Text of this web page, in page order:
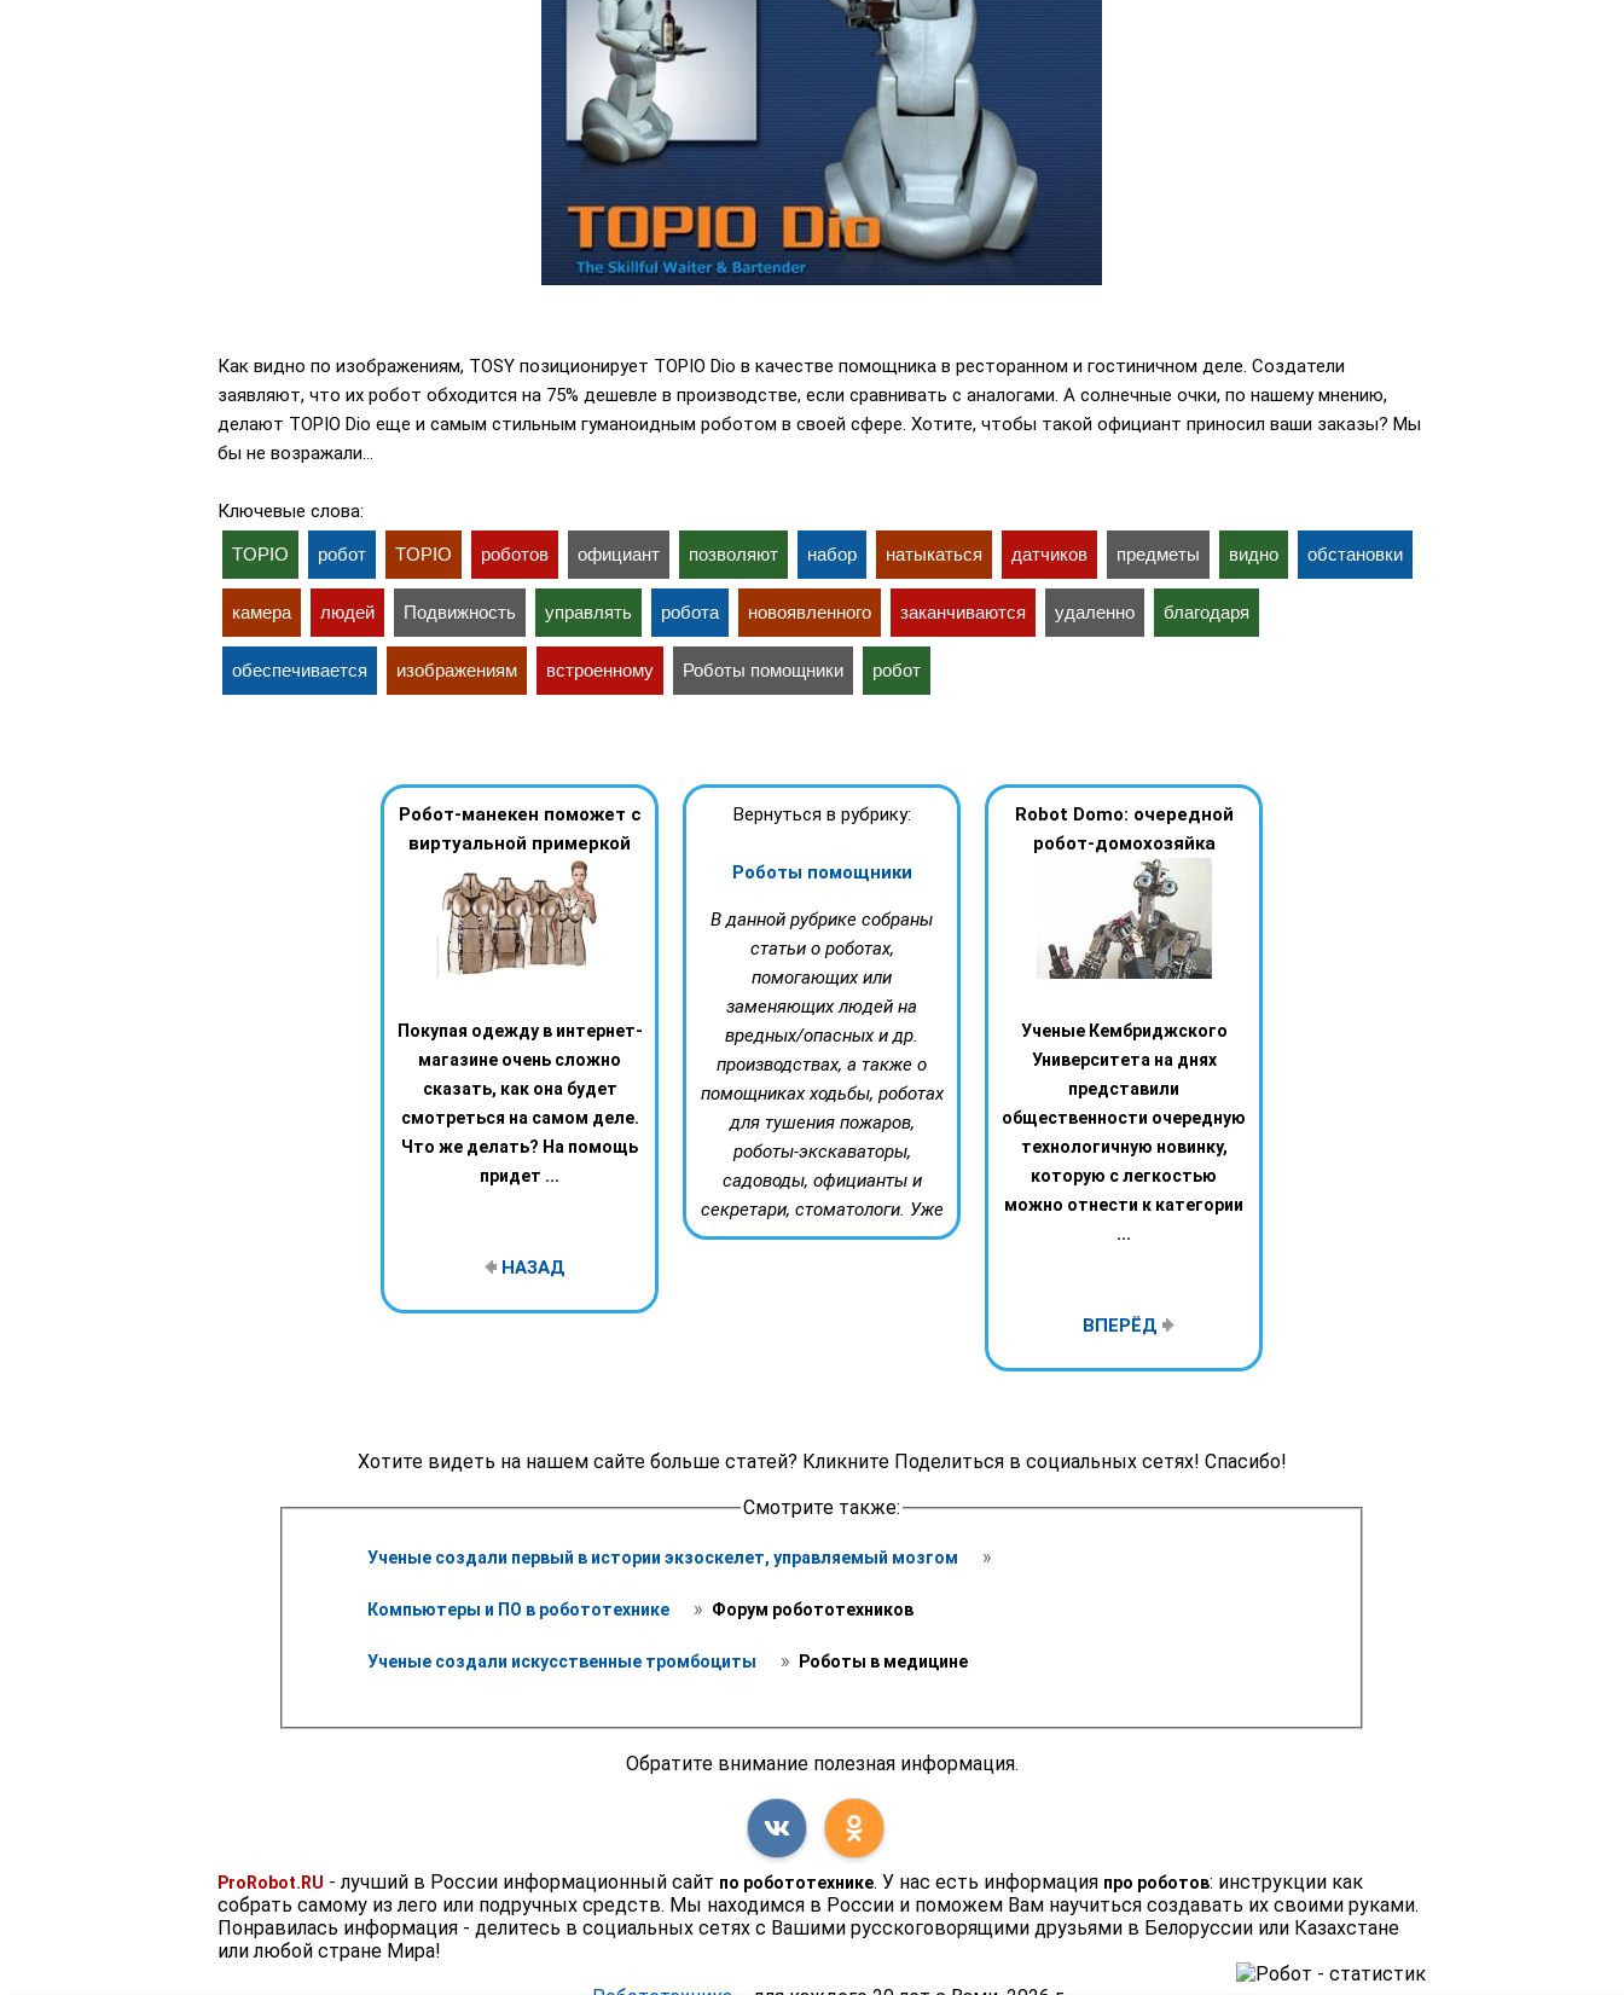
Как видно по изображениям, TOSY позиционирует TOPIO Dio в качестве помощника в ресторанном и гостиничном деле. Создатели
заявляют, что их робот обходится на 75% дешевле в производстве, если сравнивать с аналогами. А солнечные очки, по нашему мнению,
делают TOPIO Dio еще и самым стильным гуманоидным роботом в своей сфере. Хотите, чтобы такой официант приносил ваши заказы? Мы
бы не возражали…
Ключевые слова:
TOPIO робот TOPIO роботов официант позволяют набор натыкаться датчиков предметы видно обстановки
камера людей Подвижность управлять робота новоявленного заканчиваются удаленно благодаря
обеспечивается изображениям встроенному Роботы помощники робот
Робот-манекен поможет с
виртуальной примеркой
Покупая одежду в интернет-
магазине очень сложно
сказать, как она будет
смотреться на самом деле.
Что же делать? На помощь
придет ...
НАЗАД
Вернуться в рубрику:
Роботы помощники
В данной рубрике собраны
статьи о роботах,
помогающих или
заменяющих людей на
вредных/опасных и др.
производствах, а также о
помощниках ходьбы, роботах
для тушения пожаров,
роботы-экскаваторы,
садоводы, официанты и
секретари, стоматологи. Уже
Robot Domo: очередной
робот-домохозяйка
Ученые Кембриджского
Университета на днях
представили
общественности очередную
технологичную новинку,
которую с легкостью
можно отнести к категории
...
ВПЕРЁД
Хотите видеть на нашем сайте больше статей? Кликните Поделиться в социальных сетях! Спасибо!
Смотрите также:
Ученые создали первый в истории экзоскелет, управляемый мозгом »
Компьютеры и ПО в робототехнике » Форум робототехников
Ученые создали искусственные тромбоциты » Роботы в медицине
Обратите внимание полезная информация.
ProRobot.RU - лучший в России информационный сайт по робототехнике. У нас есть информация про роботов: инструкции как
собрать самому из лего или подручных средств. Мы находимся в России и поможем Вам научиться создавать их своими руками.
Понравилась информация - делитесь в социальных сетях с Вашими русскоговорящими друзьями в Белоруссии или Казахстане
или любой стране Мира!